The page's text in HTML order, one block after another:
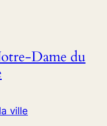
Dame du
ville